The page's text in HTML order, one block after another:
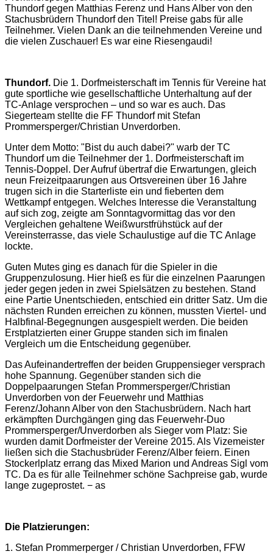
Thundorf gegen Matthias Ferenz und Hans Alber von den
Stachusbrüdern Thundorf den Titel! Preise gabs für alle
Teilnehmer. Vielen Dank an die teilnehmenden Vereine und
die vielen Zuschauer! Es war eine Riesengaudi!
Thundorf. Die 1. Dorfmeisterschaft im Tennis für Vereine hat
gute sportliche wie gesellschaftliche Unterhaltung auf der
TC-Anlage versprochen – und so war es auch. Das
Siegerteam stellte die FF Thundorf mit Stefan
Prommersperger/Christian Unverdorben.
Unter dem Motto: "Bist du auch dabei?" warb der TC
Thundorf um die Teilnehmer der 1. Dorfmeisterschaft im
Tennis-Doppel. Der Aufruf übertraf die Erwartungen, gleich
neun Freizeitpaarungen aus Ortsvereinen über 16 Jahre
trugen sich in die Starterliste ein und fieberten dem
Wettkampf entgegen. Welches Interesse die Veranstaltung
auf sich zog, zeigte am Sonntagvormittag das vor den
Vergleichen gehaltene Weißwurstfrühstück auf der
Vereinsterrasse, das viele Schaulustige auf die TC Anlage
lockte.
Guten Mutes ging es danach für die Spieler in die
Gruppenzulosung. Hier hieß es für die einzelnen Paarungen
jeder gegen jeden in zwei Spielsätzen zu bestehen. Stand
eine Partie Unentschieden, entschied ein dritter Satz. Um die
nächsten Runden erreichen zu können, mussten Viertel- und
Halbfinal-Begegnungen ausgespielt werden. Die beiden
Erstplatzierten einer Gruppe standen sich im finalen
Vergleich um die Entscheidung gegenüber.
Das Aufeinandertreffen der beiden Gruppensieger versprach
hohe Spannung. Gegenüber standen sich die
Doppelpaarungen Stefan Prommersperger/Christian
Unverdorben von der Feuerwehr und Matthias
Ferenz/Johann Alber von den Stachusbrüdern. Nach hart
erkämpften Durchgängen ging das Feuerwehr-Duo
Prommersperger/Unverdorben als Sieger vom Platz: Sie
wurden damit Dorfmeister der Vereine 2015. Als Vizemeister
ließen sich die Stachusbrüder Ferenz/Alber feiern. Einen
Stockerlplatz errang das Mixed Marion und Andreas Sigl vom
TC. Da es für alle Teilnehmer schöne Sachpreise gab, wurde
lange zugeprostet. − as
Die Platzierungen:
1. Stefan Prommerperger / Christian Unverdorben, FFW